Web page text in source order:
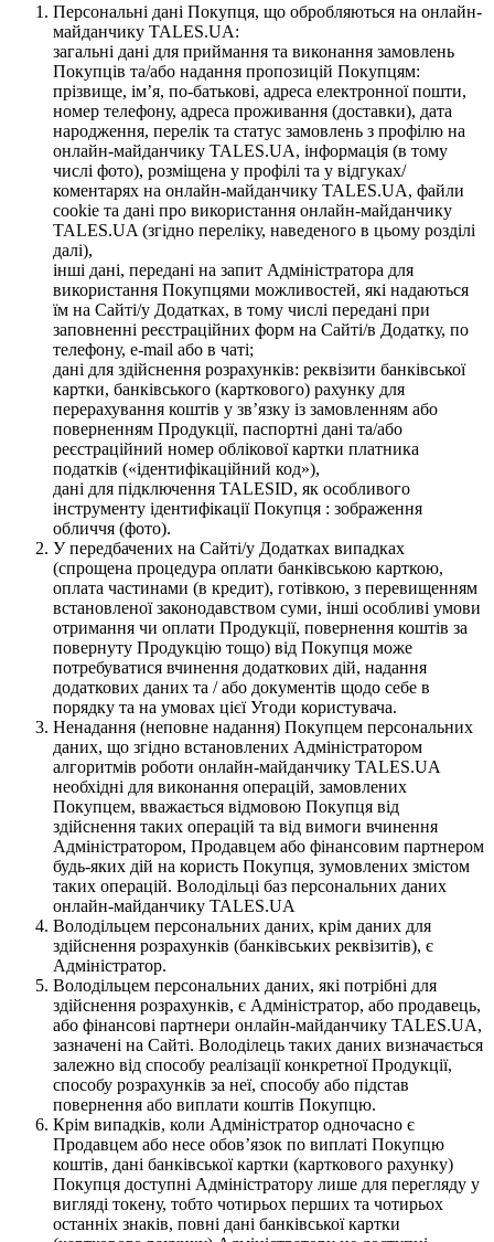
Персональні дані Покупця, що обробляються на онлайн-
майданчику TALES.UA:
загальні дані для приймання та виконання замовлень
Покупців та/або надання пропозицій Покупцям:
прізвище, ім’я, по-батькові, адреса електронної пошти,
номер телефону, адреса проживання (доставки), дата
народження, перелік та статус замовлень з профілю на
онлайн-майданчику TALES.UA, інформація (в тому
числі фото), розміщена у профілі та у відгуках/
коментарях на онлайн-майданчику TALES.UA, файли
cookie та дані про використання онлайн-майданчику
TALES.UA (згідно переліку, наведеного в цьому розділі
далі),
інші дані, передані на запит Адміністратора для
використання Покупцями можливостей, які надаються
їм на Сайті/у Додатках, в тому числі передані при
заповненні реєстраційних форм на Сайті/в Додатку, по
телефону, e-mail або в чаті;
дані для здійснення розрахунків: реквізити банківської
картки, банківського (карткового) рахунку для
перерахування коштів у зв’язку із замовленням або
поверненням Продукції, паспортні дані та/або
реєстраційний номер облікової картки платника
податків («ідентифікаційний код»),
дані для підключення TALESID, як особливого
інструменту ідентифікації Покупця : зображення
обличчя (фото).
У передбачених на Сайті/у Додатках випадках
(спрощена процедура оплати банківською карткою,
оплата частинами (в кредит), готівкою, з перевищенням
встановленої законодавством суми, інші особливі умови
отримання чи оплати Продукції, повернення коштів за
повернуту Продукцію тощо) від Покупця може
потребуватися вчинення додаткових дій, надання
додаткових даних та / або документів щодо себе в
порядку та на умовах цієї Угоди користувача.
Ненадання (неповне надання) Покупцем персональних
даних, що згідно встановлених Адміністратором
алгоритмів роботи онлайн-майданчику TALES.UA
необхідні для виконання операцій, замовлених
Покупцем, вважається відмовою Покупця від
здійснення таких операцій та від вимоги вчинення
Адміністратором, Продавцем або фінансовим партнером
будь-яких дій на користь Покупця, зумовлених змістом
таких операцій. Володільці баз персональних даних
онлайн-майданчику TALES.UA
Володільцем персональних даних, крім даних для
здійснення розрахунків (банківських реквізитів), є
Адміністратор.
Володільцем персональних даних, які потрібні для
здійснення розрахунків, є Адміністратор, або продавець,
або фінансові партнери онлайн-майданчику TALES.UA,
зазначені на Сайті. Володілець таких даних визначається
залежно від способу реалізації конкретної Продукції,
способу розрахунків за неї, способу або підстав
повернення або виплати коштів Покупцю.
Крім випадків, коли Адміністратор одночасно є
Продавцем або несе обов’язок по виплаті Покупцю
коштів, дані банківської картки (карткового рахунку)
Покупця доступні Адміністратору лише для перегляду у
вигляді токену, тобто чотирьох перших та чотирьох
останніх знаків, повні дані банківської картки